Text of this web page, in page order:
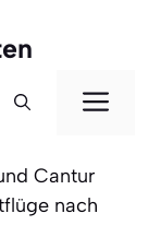
Cantur
nach